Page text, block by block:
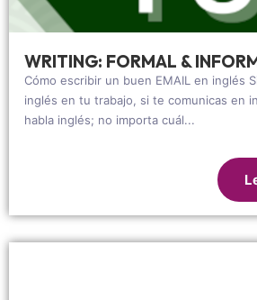
WRITING: FORMAL &
Cómo escribir un buen EMAIL en inglés
inglés en tu trabajo, si te comunicas en
habla inglés; no importa cuál...